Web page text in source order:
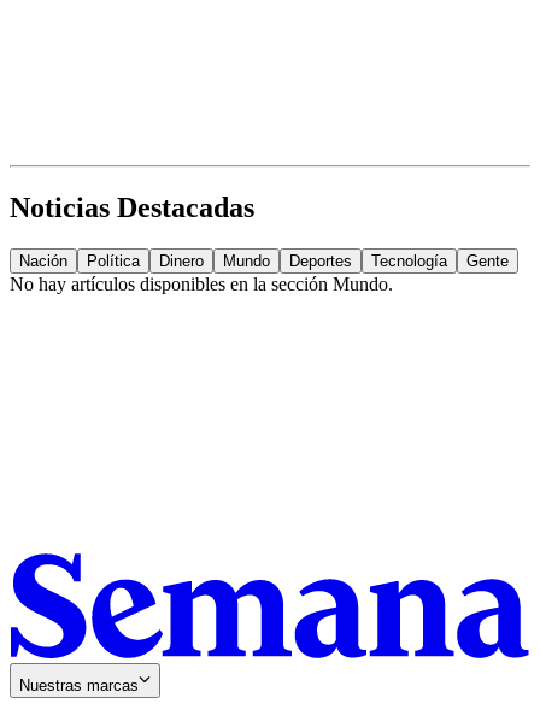
Noticias Destacadas
Nación Política Dinero Mundo Deportes Tecnología Gente
No hay artículos disponibles en la sección Mundo.
Nuestras marcas